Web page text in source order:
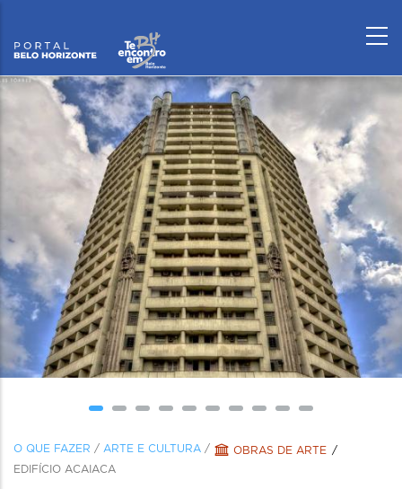
O QUE FAZER / ARTE E CULTURA /
OBRAS DE ARTE
EDIFÍCIO ACAIACA